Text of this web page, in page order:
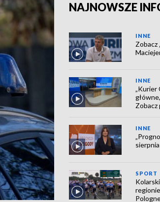
NAJNOWSZE
INNE
Zobacz
INNE
„Kurier
Zobacz
INNE
SPORT